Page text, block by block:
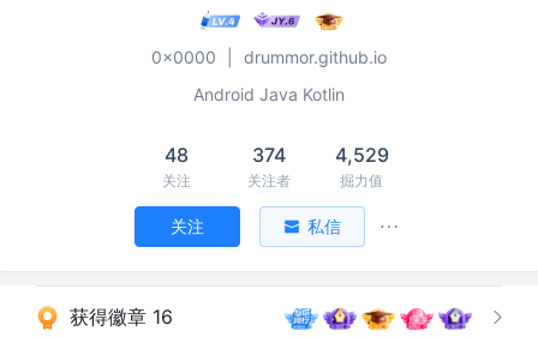
0x0000
drummor.github.io
Android Java Kotlin
48
关注
374
关注者
4,529
掘力值
关注 私信
获得徽章 16